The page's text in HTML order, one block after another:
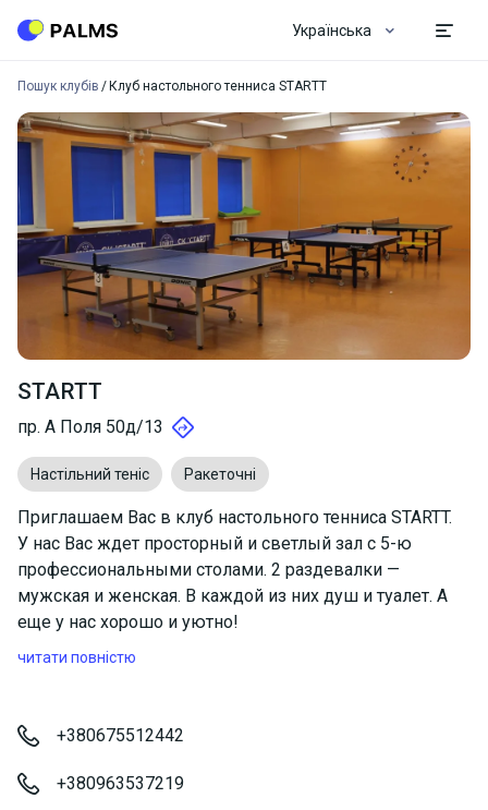
Українська
Пошук клубів Клуб настольного тенниса STARTT
STARTT
пр. А Поля 50д/13
Настільний теніс Ракеточні
Приглашаем Вас в клуб настольного тенниса STARTT.
У нас Вас ждет просторный и светлый зал с 5-ю
профессиональными столами. 2 раздевалки —
мужская и женская. В каждой из них душ и туалет. А
еще у нас хорошо и уютно!
читати повністю
+380675512442
+380963537219